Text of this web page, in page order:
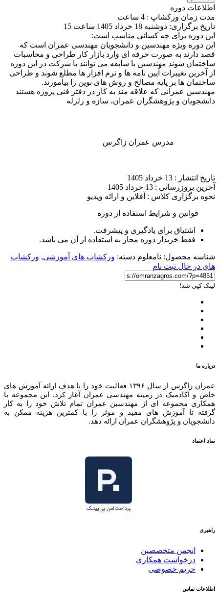
اطلاعات دوره
مدت زمان ورکشاپ : 4 ساعت
تاریخ برگزاری: دوشنبه 18 خرداد 1405 ساعت 15
این دوره برای چه کسانی مناسب است:
این دوره ویژه مهندسین و دانشجویان مهندسی عمران است که
قصد دارند به صورت حرفه ای وارد بازار کار طراحی و محاسبات
ساختمان شوند مهندسین با سابقه می توانند با شرکت در این دوره
از آخرین تغییرات آیین نامه ها و نرم افزار ها مطلع شوند و طراحی
ساختمان ها بر پایه مصالح و روش های نوین را بیاموزند.
مهندسین عمرانی که علاقه مند به کار در دفتر فنی پروژه هستند
دانشجویان و پژوهشگران عمران، سازه و زلزله
مدرس عمران زاگرس
تاریخ انتشار : 13 خرداد 1405
آخرین بروزرسانی : 13 خرداد 1405
نحوه برگزاری کلاس : آفلاین و ارائه ویدیو
قوانین و شرایط استفاده از دوره
اشتیاق برای یادگیری و پیشرفت.
فقط خریدار دوره مجاز به استفاده از آن می باشد.
شناسه محصول: نامعلوم دسته: ورکشاپ های آموزشی, ورکشاپ
های در حال ثبت نام
لینک کپی شد!
درباره ما
عمران زاگرس از سال ۱۳۹۶ فعالیت خود را با هدف ارائه آموزش های
خاص و آکادمیک در زمینه مهندسی عمران آغاز کرد. این مجموعه با
همکاری مجموعه ای از مهندسین عمران تمام تلاش خود را به کار
گرفته تا آموزش های مفید و موثر را با کمترین هزینه ممکن به
دانشجویان و پژوهشگران عمران ارائه دهد.
نماد اعتماد
راهبری
انجمن متخصصین
درخواست همکاری
حریم خصوصی
اطلاعات تماس